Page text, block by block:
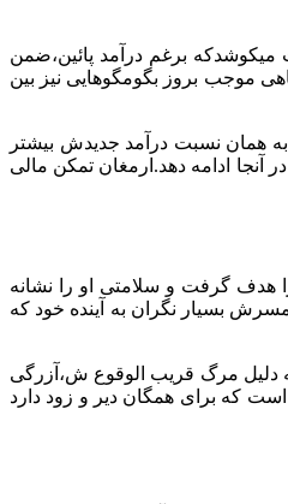
میکوشدکه برغم درآمد پائین،ضمن
موجب بروز بگومگوهایی نیز بین
همان نسبت درآمد جدیدش بیشتر
آنجا ادامه دهد.ارمغان تمکن مالی
هدف گرفت و سلامتی او را نشانه
بسیار نگران به آینده خود که
دلیل مرگ قریب الوقوع ش،آزرگی
که برای همگان دیر و زود دارد